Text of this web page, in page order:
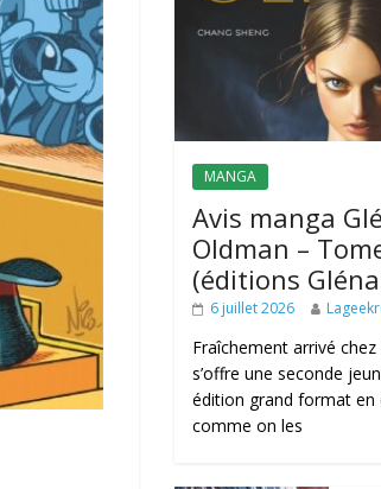
MANGA
Avis manga
Oldman –
(éditions
6 juillet 2026
Fraîchement arrivé
s’offre une seconde
édition grand format en
comme on les